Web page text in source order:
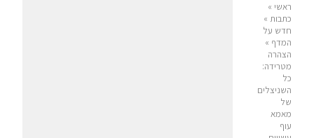
ראשי »
כתבות »
חדש על
המדף »
הצהרה
מטרידה:
כל
השניצלים
של
מאמא
עוף